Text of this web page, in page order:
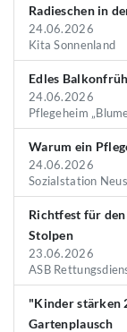
Radieschen in
24.06.2026
Kita Sonnenland
Edles
24.06.2026
Pflegeheim
Warum ein
24.06.2026
Sozialstation
Richtfest für
Stolpen
23.06.2026
ASB
"Kinder stärken
Gartenplausch